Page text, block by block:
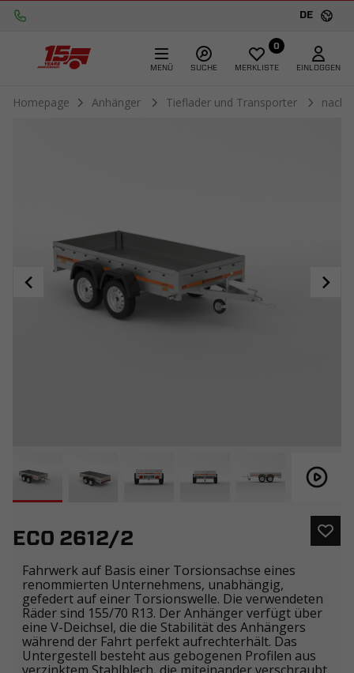
DE
MENÜ SUCHE
0
MERKLISTE EINLOGGEN
Homepage Anhänger Tieflader und Transporter nach
ECO 2612/2
Fahrwerk auf Basis einer Torsionsachse eines
renommierten Unternehmens, unabhängig,
gefedert auf einer Torsionswelle. Die verwendeten
Räder sind 155/70 R13. Der Anhänger verfügt über
eine V-Deichsel, die die Stabilität des Anhängers
während der Fahrt perfekt aufrechterhält. Das
Untergestell besteht aus gebogenen Profilen aus